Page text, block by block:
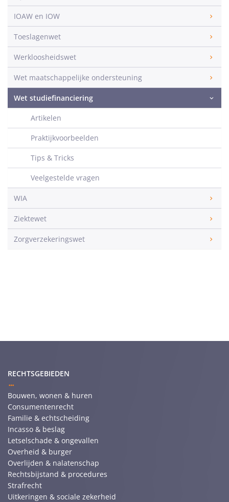
IOAW en IOW
Toeslagenwet
Werkloosheidswet
Wet maatschappelijke ondersteuning
Wet studiefinanciering
Artikelen
Praktijkvoorbeelden
Tips & Tricks
Veelgestelde vragen
WIA
Ziektewet
Zorgverzekeringswet
RECHTSGEBIEDEN
Bouwen, wonen & huren
Consumentenrecht
Familie & echtscheiding
Incasso & beslag
Letselschade & ongevallen
Overheid & burger
Overlijden & nalatenschap
Rechtsbijstand & procedures
Strafrecht
Uitkeringen & sociale zekerheid